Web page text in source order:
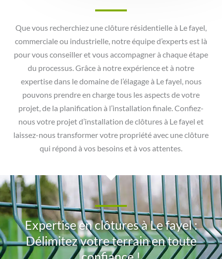
Que vous recherchiez une clôture résidentielle à Le fayel,
commerciale ou industrielle, notre équipe d’experts est là
pour vous conseiller et vous accompagner à chaque étape
du processus. Grâce à notre expérience et à notre
expertise dans le domaine de l’élagage à Le fayel, nous
pouvons prendre en charge tous les aspects de votre
projet, de la planification à l’installation finale. Confiez-
nous votre projet d’installation de clôtures à Le fayel et
laissez-nous transformer votre propriété avec une clôture
qui répond à vos besoins et à vos attentes.
Expertise en clôtures à Le fayel :
Délimitez votre terrain en toute